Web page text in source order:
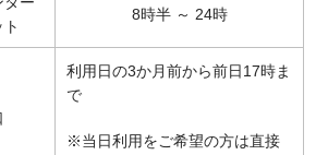
8時半 ～ 24時
利用日の3か月前から前日17時ま
で
※当日利用をご希望の方は直接